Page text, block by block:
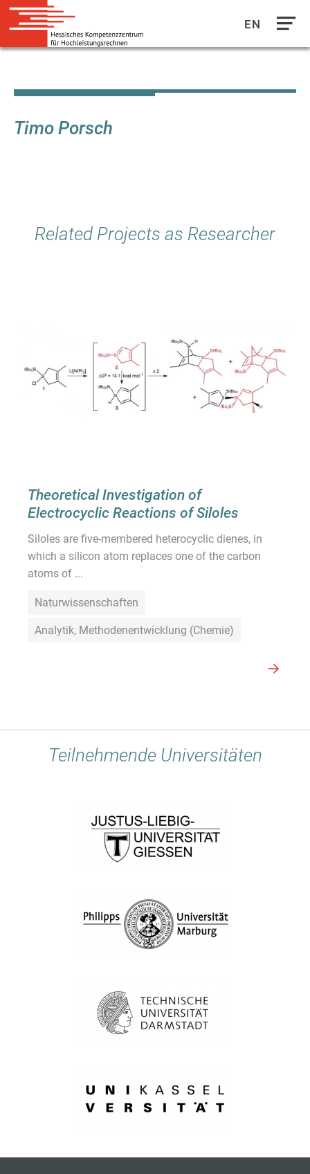
Inhalt
EN
Timo Porsch
Related Projects as Researcher
Theoretical Investigation of
Electrocyclic Reactions of Siloles
Siloles are five-membered heterocyclic dienes, in
which a silicon atom replaces one of the carbon
atoms of ...
Naturwissenschaften
Analytik, Methodenentwicklung (Chemie)
Teilnehmende Universitäten